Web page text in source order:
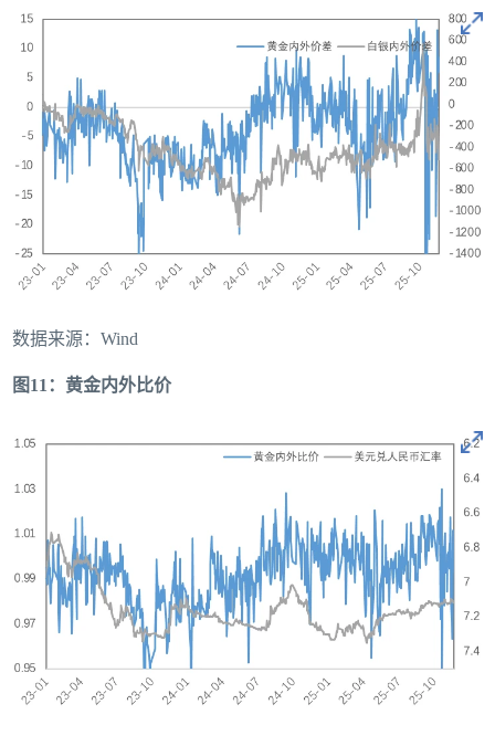
数据来源：Wind
图11：黄金内外比价